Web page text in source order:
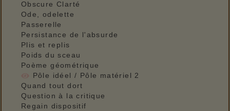
Obscure Clarté
Ode, odelette
Passerelle
Persistance de l'absurde
Plis et replis
Poids du sceau
Poème géométrique
Pôle idéel / Pôle matériel 2
Quand tout dort
Question à la critique
Regain dispositif